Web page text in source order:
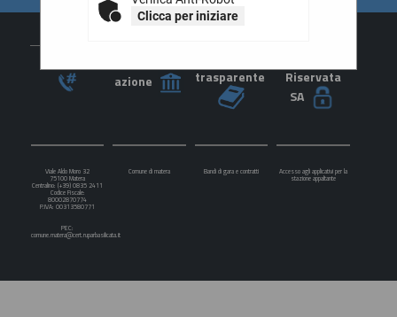
Clicca per iniziare
azione
trasparente
Riservata
SA
Viale Aldo Moro 32
75100 Matera
Centralino: (+39) 0835 2411
Codice Fiscale:
80002870774
P.IVA: 00313580771
PEC:
comune.matera@cert.ruparbasilicata.it
Comune di matera Bandi di gara e contratti Accesso agli applicativi per la
stazione appaltante